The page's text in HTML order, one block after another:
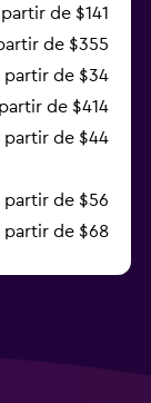
de $141
de $355
partir de $34
de $414
partir de $44
partir de $56
partir de $68